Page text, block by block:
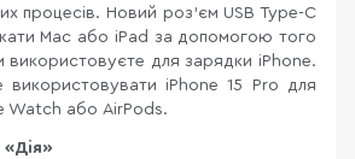
процесів. Новий роз’єм USB Type-C
Mac або iPad за допомогою того
для зарядки iPhone.
використовувати iPhone 15 Pro для
Watch або AirPods.